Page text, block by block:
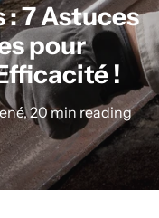
: 7 Astuces
pour
!
20 min reading